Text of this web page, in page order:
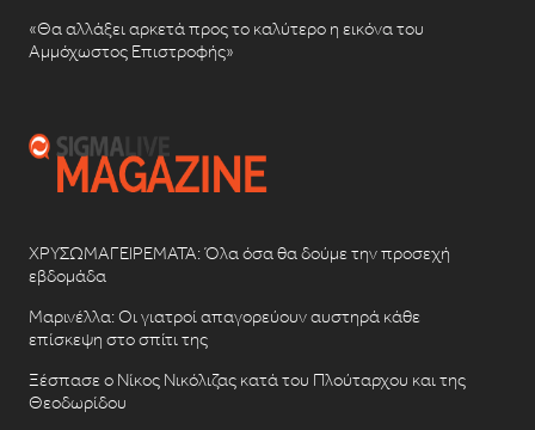
«Θα αλλάξει αρκετά προς το καλύτερο η εικόνα του
Αμμόχωστος Επιστροφής»
ΧΡΥΣΩΜΑΓΕΙΡΕΜΑΤΑ: Όλα όσα θα δούμε την προσεχή
εβδομάδα
Μαρινέλλα: Οι γιατροί απαγορεύουν αυστηρά κάθε
επίσκεψη στο σπίτι της
Ξέσπασε ο Νίκος Νικόλιζας κατά του Πλούταρχου και της
Θεοδωρίδου